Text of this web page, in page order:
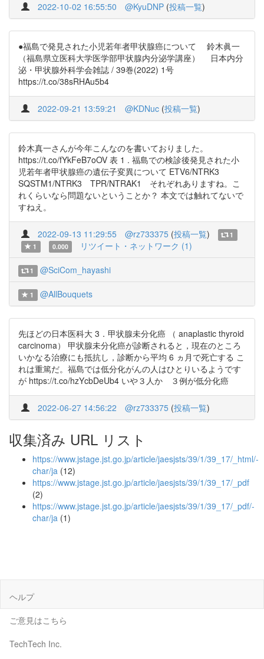
2022-10-02 16:55:50 @KyuDNP (投稿一覧)
●福島で発見された小児若年者甲状腺癌について 鈴木眞一
（福島県立医科大学医学部甲状腺内分泌学講座） 日本内分
泌・甲状腺外科学会雑誌 / 39巻(2022) 1号
https://t.co/38sRHAu5b4
2022-09-21 13:59:21 @KDNuc (投稿一覧)
鈴木真一さんが今年こんなのを書いておりました。
https://t.co/fYkFeB7oOV 表 1 . 福島での検診後発見された小
児若年者甲状腺癌の遺伝子変異について ETV6/NTRK3
SQSTM1/NTRK3 TPR/NTRAK1 それぞれありますね。こ
れくらいなら問題ないということか？ 本文では触れてないで
すねえ。
2022-09-13 11:29:55 @rz733375 (投稿一覧)
1
1
0.000 リツイート・ネットワーク (1)
1 @SciCom_hayashi
1 @AllBouquets
先ほどの日本医科大 3．甲状腺未分化癌 （ anaplastic thyroid
carcinoma） 甲状腺未分化癌が診断されると，現在のところ
いかなる治療にも抵抗し，診断から平均 6 ヵ月で死亡する こ
れは重篤だ。福島では低分化がんの人はひとりいるようです
が https://t.co/hzYcbDeUb4 いや３人か ３例が低分化癌
2022-06-27 14:56:22 @rz733375 (投稿一覧)
収集済み URL リスト
https://www.jstage.jst.go.jp/article/jaesjsts/39/1/39_17/_html/-
char/ja (12)
https://www.jstage.jst.go.jp/article/jaesjsts/39/1/39_17/_pdf
(2)
https://www.jstage.jst.go.jp/article/jaesjsts/39/1/39_17/_pdf/-
char/ja (1)
ヘルプ
ご意見はこちら
TechTech Inc.